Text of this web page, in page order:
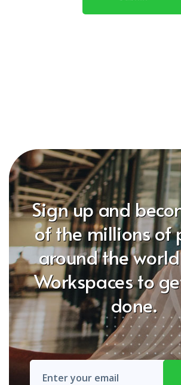
Sign up and
of the millions of
around the
Workspaces to
done.